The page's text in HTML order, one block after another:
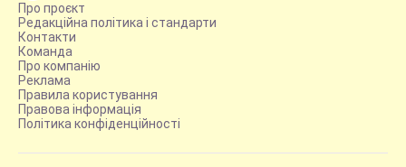
Про проєкт
Редакційна політика і стандарти
Контакти
Команда
Про компанію
Реклама
Правила користування
Правова інформація
Політика конфіденційності